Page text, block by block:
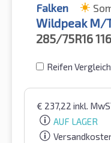
Falken
Wildpeak M/
285/75R16
Reifen
€ 237,22 inkl.
AUF LAGER